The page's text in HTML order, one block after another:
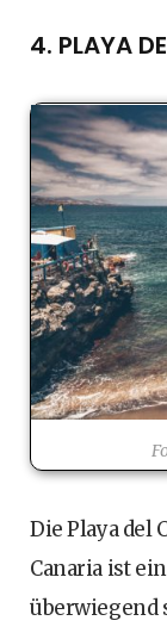
4. PLAYA
Die Playa del
Canaria ist
überwiegend